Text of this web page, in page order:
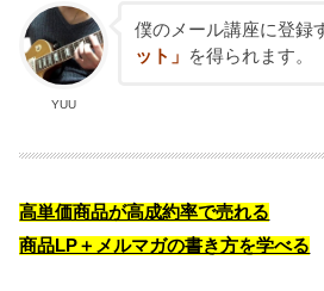
YUU
僕のメール講座に登録
ット」
を得られます。
高単価商品が高成約率で売れる
商品LP＋メルマガの書き方を学べる